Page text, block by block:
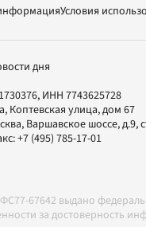
Условия
дня
ИНН 7743625728
Коптевская улица, дом 67
, Варшавское шоссе, д.9,
+7 (495) 785-17-01
67642 выдано
за